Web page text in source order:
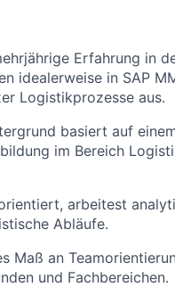
Erfahrung in
idealerweise in SAP
Logistikprozesse aus.
basiert auf
im Bereich
arbeitest
Abläufe.
Maß an
und Fachbereichen.